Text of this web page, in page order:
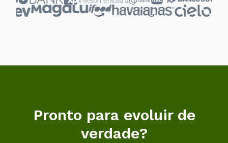
Pronto para evoluir de
verdade?